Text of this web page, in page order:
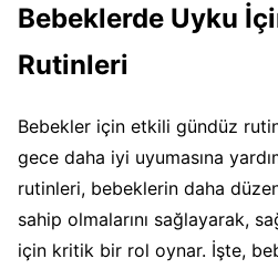
Bebeklerde Uyku
Rutinleri
Bebekler için etkili gündüz
gece daha iyi uyumasına
rutinleri, bebeklerin daha
sahip olmalarını sağlayarak,
için kritik bir rol oynar. İşte,